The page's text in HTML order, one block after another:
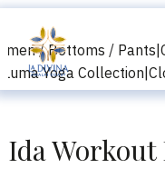
/Bottoms /
Luma Yoga
Ida Workout